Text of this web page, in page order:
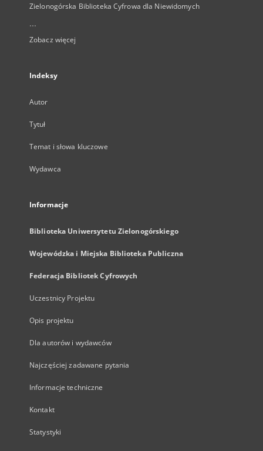
Zielonogórska Biblioteka Cyfrowa dla Niewidomych
...
Zobacz więcej
Indeksy
Autor
Tytuł
Temat i słowa kluczowe
Wydawca
Informacje
Biblioteka Uniwersytetu Zielonogórskiego
Wojewódzka i Miejska Biblioteka Publiczna
Federacja Bibliotek Cyfrowych
Uczestnicy Projektu
Opis projektu
Dla autorów i wydawców
Najczęściej zadawane pytania
Informacje techniczne
Kontakt
Statystyki